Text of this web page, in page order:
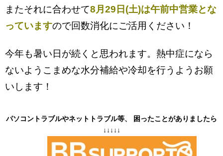
またそれに合わせて8月29日(土)は午前中営業とな
っていますので回数消化にご活用ください！
今年も暑い日が続くと思われます。熱中症になら
ないようこまめな水分補給や冷却を行うようお願
いします！
パソコントラブルやネットトラブル等、 困ったことがありましたら
↓↓↓↓↓